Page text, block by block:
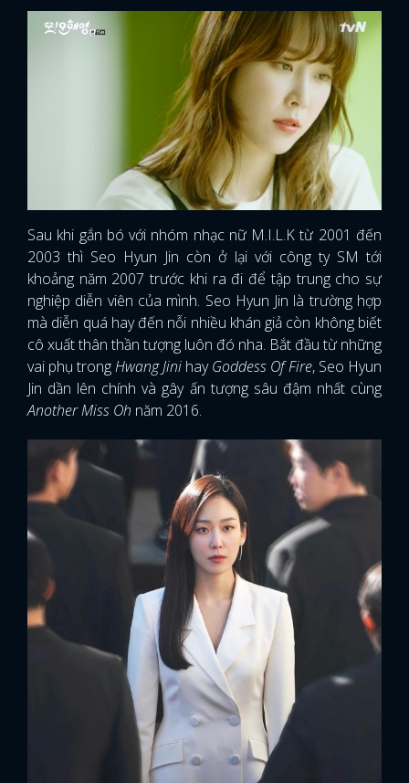
Sau khi gắn bó với nhóm nhạc nữ M.I.L.K từ 2001 đến
2003 thì Seo Hyun Jin còn ở lại với công ty SM tới
khoảng năm 2007 trước khi ra đi để tập trung cho sự
nghiệp diễn viên của mình. Seo Hyun Jin là trường hợp
mà diễn quá hay đến nỗi nhiều khán giả còn không biết
cô xuất thân thần tượng luôn đó nha. Bắt đầu từ những
vai phụ trongHwang Jini hayGoddess Of Fire, Seo Hyun
Jin dần lên chính và gây ấn tượng sâu đậm nhất cùng
Another Miss Oh năm 2016.